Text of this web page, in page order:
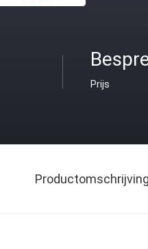
Prijs
Productomschrijving